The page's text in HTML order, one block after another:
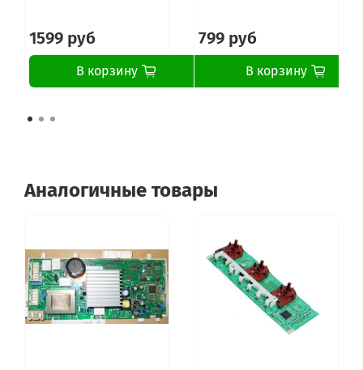
1599 руб
В корзину
799 руб
В корзину
Аналогичные товары